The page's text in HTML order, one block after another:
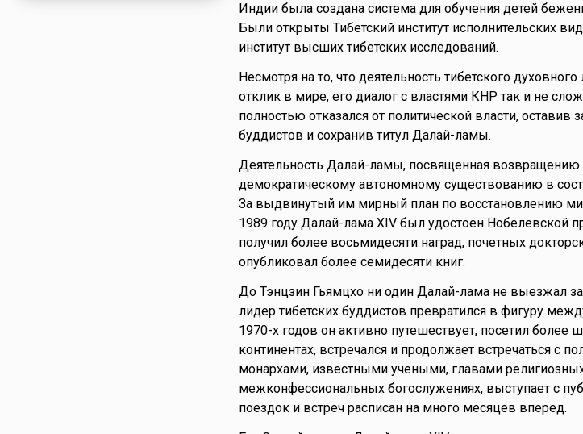
Индии была создана система для обучения детей
Были открыты Тибетский институт исполнительских
институт высших тибетских исследований.
Несмотря на то, что деятельность тибетского
отклик в мире, его диалог с властями КНР так и не
полностью отказался от политической власти, оставив
буддистов и сохранив титул Далай-ламы.
Деятельность Далай-ламы, посвященная возвращению
демократическому автономному существованию в
За выдвинутый им мирный план по восстановлению
1989 году Далай-лама XIV был удостоен Нобелевской
получил более восьмидесяти наград, почетных
опубликовал более семидесяти книг.
До Тэнцзин Гьямцхо ни один Далай-лама не выезжал
лидер тибетских буддистов превратился в фигуру
1970-х годов он активно путешествует, посетил более
континентах, встречался и продолжает встречаться с
монархами, известными учеными, главами
межконфессиональных богослужениях, выступает с
поездок и встреч расписан на много месяцев вперед.